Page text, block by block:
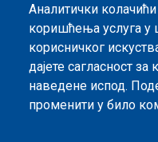
Информације од
Мапа сајта
Архива
Политика безбедности
Аналитички
коришћења услуга у
корисничког
дајете сагласност
наведене испод.
променити у било